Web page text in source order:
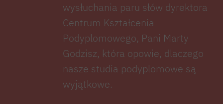
wysłuchania paru słów dyrektora
Centrum Kształcenia
Podyplomowego, Pani Marty
Godzisz, która opowie, dlaczego
nasze studia podyplomowe są
wyjątkowe.